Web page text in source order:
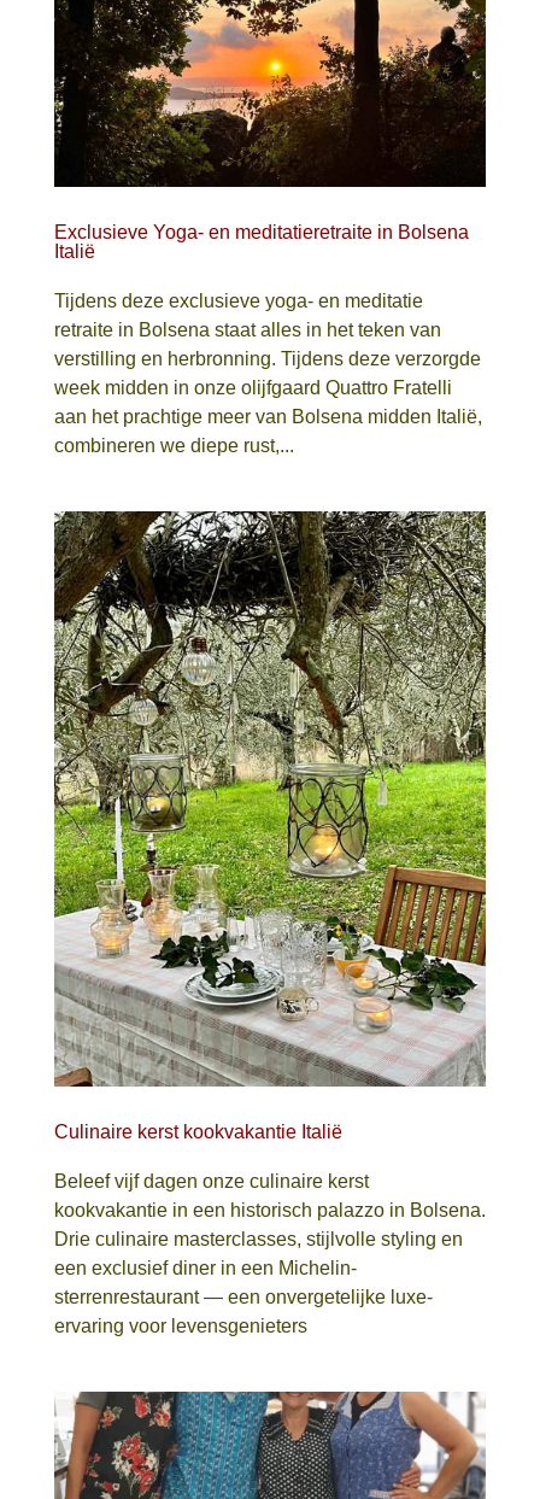
Exclusieve Yoga- en meditatieretraite in Bolsena
Italië
Tijdens deze exclusieve yoga- en meditatie
retraite in Bolsena staat alles in het teken van
verstilling en herbronning. Tijdens deze verzorgde
week midden in onze olijfgaard Quattro Fratelli
aan het prachtige meer van Bolsena midden Italië,
combineren we diepe rust,...
Culinaire kerst kookvakantie Italië
Beleef vijf dagen onze culinaire kerst
kookvakantie in een historisch palazzo in Bolsena.
Drie culinaire masterclasses, stijlvolle styling en
een exclusief diner in een Michelin-
sterrenrestaurant — een onvergetelijke luxe-
ervaring voor levensgenieters